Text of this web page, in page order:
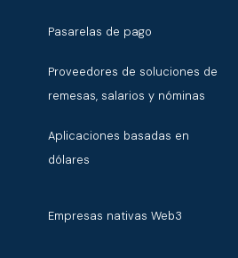
Pasarelas de pago
Proveedores de soluciones de
remesas, salarios y nóminas
Aplicaciones basadas en
dólares
Empresas nativas Web3